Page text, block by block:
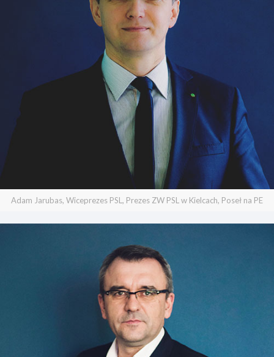
Adam Jarubas, Wiceprezes PSL, Prezes ZW PSL w Kielcach, Poseł na PE